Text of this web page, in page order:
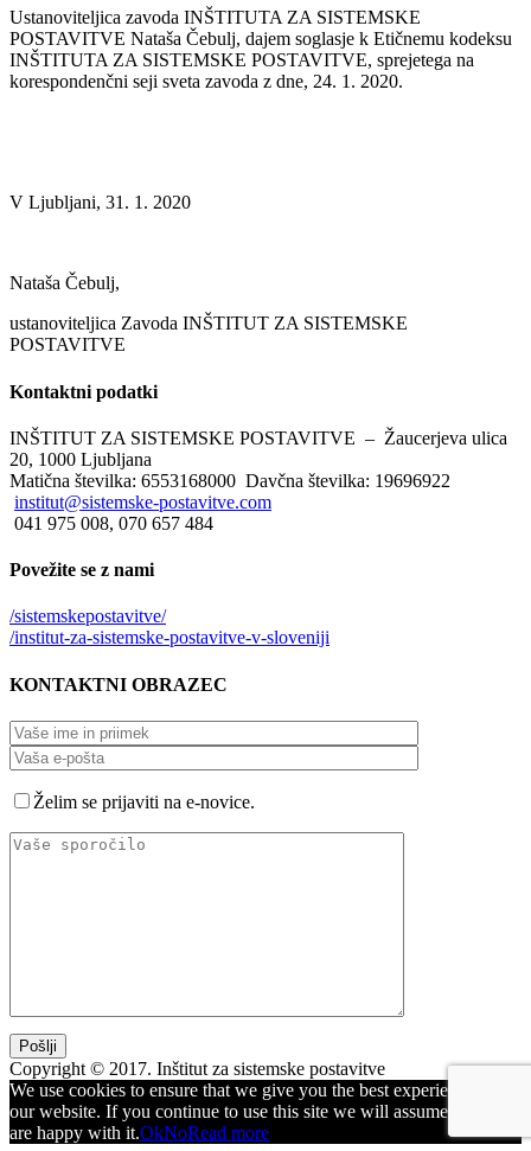
Ustanoviteljica zavoda INŠTITUTA ZA SISTEMSKE
POSTAVITVE Nataša Čebulj, dajem soglasje k Etičnemu kodeksu
INŠTITUTA ZA SISTEMSKE POSTAVITVE, sprejetega na
korespondenčni seji sveta zavoda z dne, 24. 1. 2020.
V Ljubljani, 31. 1. 2020
Nataša Čebulj,
ustanoviteljica Zavoda INŠTITUT ZA SISTEMSKE
POSTAVITVE
Kontaktni podatki
INŠTITUT ZA SISTEMSKE POSTAVITVE – Žaucerjeva ulica
20, 1000 Ljubljana
Matična številka: 6553168000 Davčna številka: 19696922
institut@sistemske-postavitve.com
041 975 008, 070 657 484
Povežite se z nami
/sistemskepostavitve/
/institut-za-sistemske-postavitve-v-sloveniji
KONTAKTNI OBRAZEC
Želim se prijaviti na e-novice.
Copyright © 2017. Inštitut za sistemske postavitve
We use cookies to ensure that we give you the best experience on
our website. If you continue to use this site we will assume that you
are happy with it.OkNoRead more